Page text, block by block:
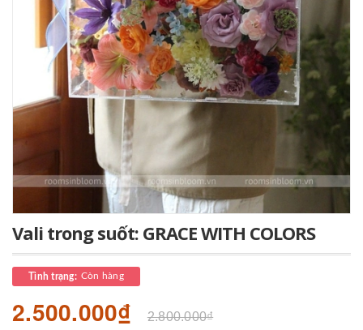
Vali trong suốt: GRACE WITH COLORS
Tình trạng: Còn hàng
2.500.000₫ 2.800.000₫